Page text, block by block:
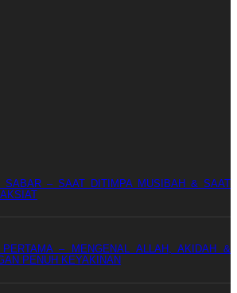
SABAR – SAAT DITIMPA MUSIBAH & SAAT
PERTAMA – MENGENAL ALLAH, AKIDAH &
PENUH KEYAKINAN